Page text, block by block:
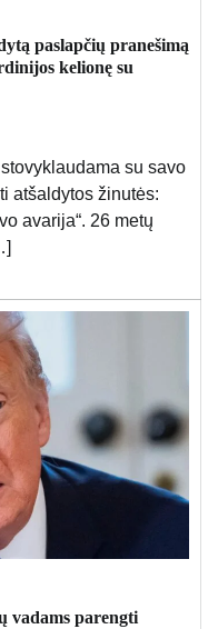
paslapčių pranešimą
kelionę su
su savo
atšaldytos žinutės:
avarija“. 26 metų
vadams parengti